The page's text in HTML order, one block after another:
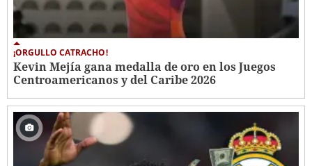
¡ORGULLO CATRACHO!
Kevin Mejía gana medalla de oro en los Juegos
Centroamericanos y del Caribe 2026